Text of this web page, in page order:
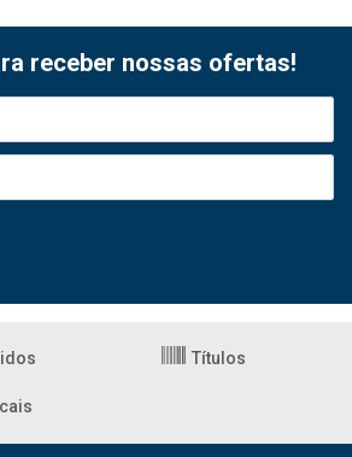
receber nossas ofertas!
Títulos